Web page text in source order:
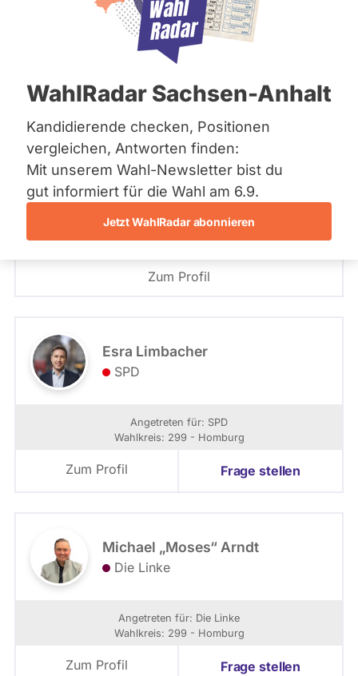
Bremen
Hamburg
Mecklenburg-Vorpommern
Nordrhein-Westfalen
Saarland
Sachsen
Sachsen-Anhalt
Sachsen-Anhalt
Schleswig-Holstein
Thüringen
Archiv
WahlRadar Sachsen-Anhalt
Kandidierende checken, Positionen
vergleichen, Antworten finden:
Mit unserem Wahl-Newsletter bist du
gut informiert für die Wahl am 6.9.
Jetzt WahlRadar abonnieren
Partei
- Alle -
299 - Homburg
Wahlliste
- Alle -
299 - Homburg
Markus Uhl
CDU
Angetreten für: CDU
Wahlkreis: 299 - Homburg
Zum Profil
Esra Limbacher
SPD
Angetreten für: SPD
Wahlkreis: 299 - Homburg
Zum Profil Frage stellen
Michael „Moses“ Arndt
Die Linke
Angetreten für: Die Linke
Wahlkreis: 299 - Homburg
Zum Profil Frage stellen